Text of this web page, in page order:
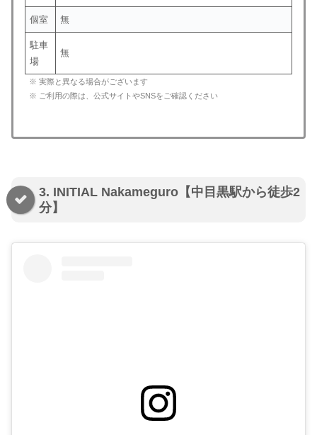
個室 無
駐車
場
無
※ 実際と異なる場合がございます
※ ご利用の際は、公式サイトやSNSをご確認ください
3. INITIAL Nakameguro【中目黒駅から徒歩2
分】